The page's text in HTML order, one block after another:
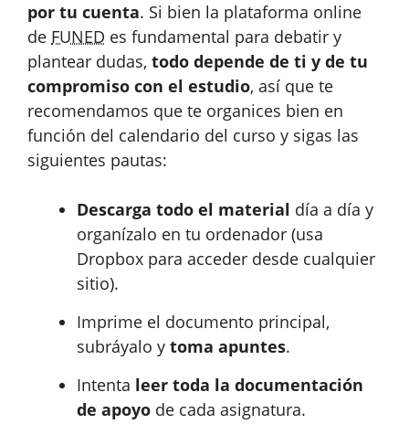
por tu cuenta. Si bien la plataforma online
de FUNED es fundamental para debatir y
plantear dudas, todo depende de ti y de tu
compromiso con el estudio, así que te
recomendamos que te organices bien en
función del calendario del curso y sigas las
siguientes pautas:
Descarga todo el material día a día y
organízalo en tu ordenador (usa
Dropbox para acceder desde cualquier
sitio).
Imprime el documento principal,
subráyalo y toma apuntes.
Intenta leer toda la documentación
de apoyo de cada asignatura.